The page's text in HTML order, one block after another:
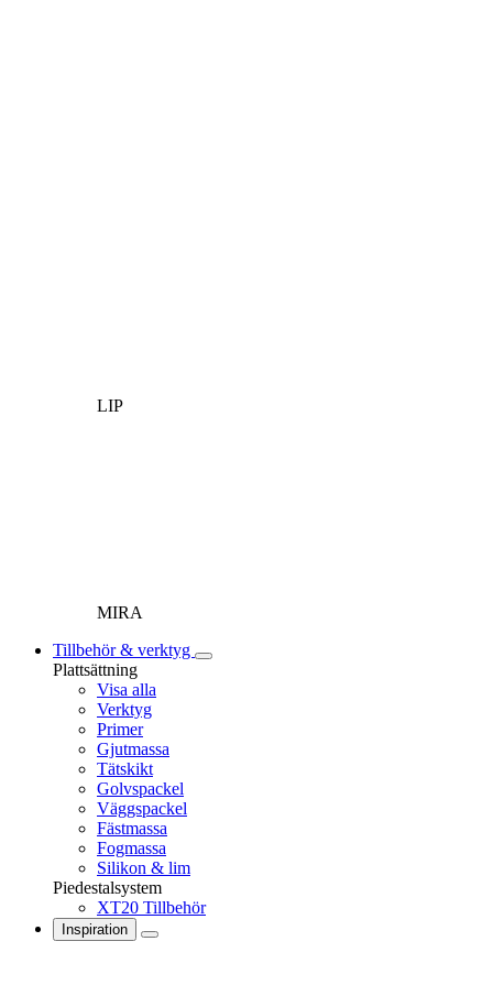
LIP
MIRA
Tillbehör & verktyg
Plattsättning
Visa alla
Verktyg
Primer
Gjutmassa
Tätskikt
Golvspackel
Väggspackel
Fästmassa
Fogmassa
Silikon & lim
Piedestalsystem
XT20 Tillbehör
Inspiration